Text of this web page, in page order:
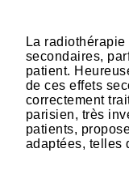
La
secondaires,
patient.
de ces effets
correctement
parisien, très
patients,
adaptées, telles